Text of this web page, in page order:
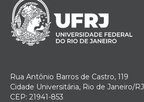
Rua Antônio Barros de Castro, 119
Cidade Universitária, Rio de Janeiro/RJ
CEP: 21941-853